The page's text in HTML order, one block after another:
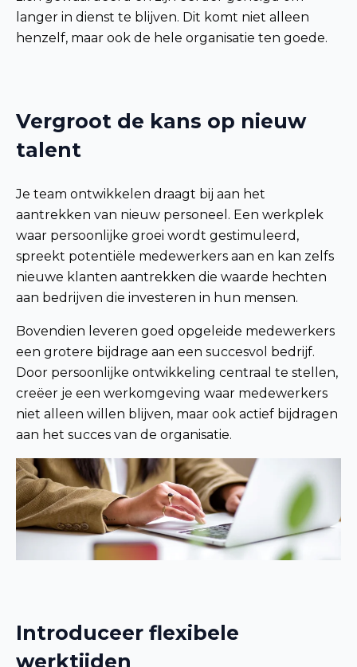
langer in dienst te blijven. Dit komt niet alleen
henzelf, maar ook de hele organisatie ten goede.
Vergroot de kans op nieuw
talent
Je team ontwikkelen draagt bij aan het
aantrekken van nieuw personeel. Een werkplek
waar persoonlijke groei wordt gestimuleerd,
spreekt potentiële medewerkers aan en kan zelfs
nieuwe klanten aantrekken die waarde hechten
aan bedrijven die investeren in hun mensen.
Bovendien leveren goed opgeleide medewerkers
een grotere bijdrage aan een succesvol bedrijf.
Door persoonlijke ontwikkeling centraal te stellen,
creëer je een werkomgeving waar medewerkers
niet alleen willen blijven, maar ook actief bijdragen
aan het succes van de organisatie.
Introduceer flexibele
werktijden